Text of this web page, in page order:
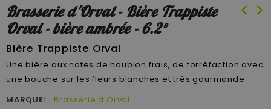
Brasserie d'Orval - Bière Trappiste
Orval - bière ambrée - 6.2°
chevron_left chevron_right
Bière Trappiste Orval
Une bière aux notes de houblon frais, de torréfaction avec
une bouche sur les fleurs blanches et très gourmande.
MARQUE:
Brasserie d'Orval